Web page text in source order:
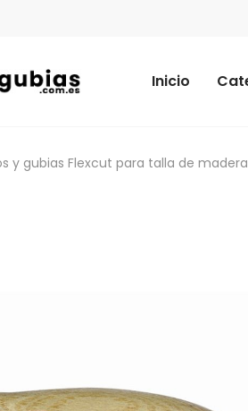
Inicio
y gubias Flexcut para talla de madera